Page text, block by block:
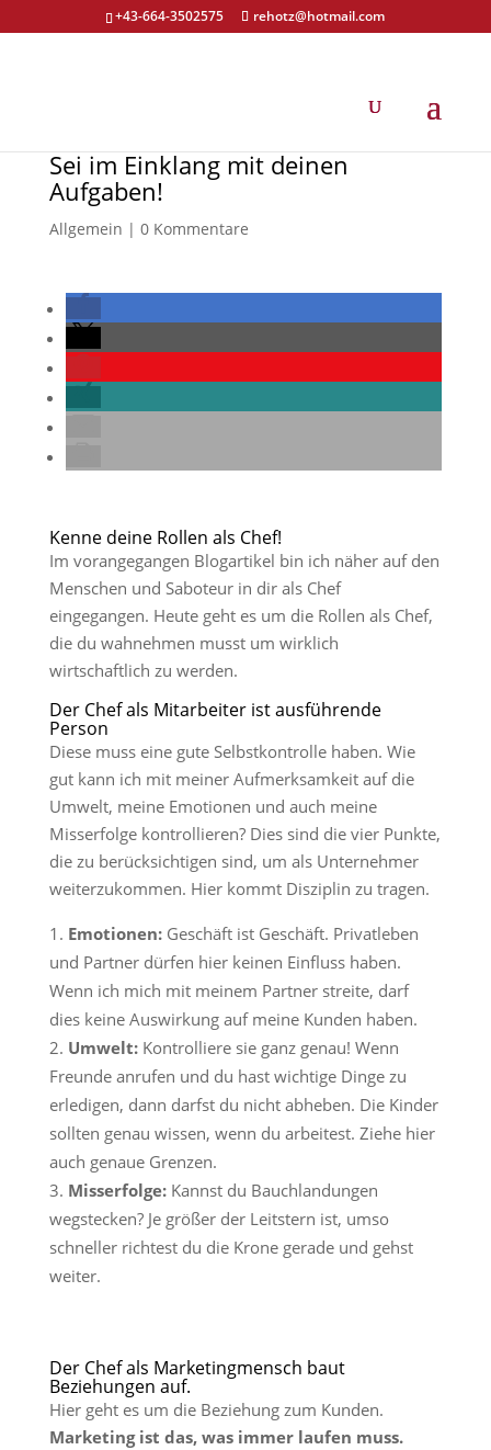
+43-664-3502575 rehotz@hotmail.com
Sei im Einklang mit deinen
Aufgaben!
Allgemein | 0 Kommentare
Kenne deine Rollen als Chef!
Im vorangegangen Blogartikel bin ich näher auf den
Menschen und Saboteur in dir als Chef
eingegangen. Heute geht es um die Rollen als Chef,
die du wahnehmen musst um wirklich
wirtschaftlich zu werden.
Der Chef als Mitarbeiter ist ausführende
Person
Diese muss eine gute Selbstkontrolle haben. Wie
gut kann ich mit meiner Aufmerksamkeit auf die
Umwelt, meine Emotionen und auch meine
Misserfolge kontrollieren? Dies sind die vier Punkte,
die zu berücksichtigen sind, um als Unternehmer
weiterzukommen. Hier kommt Disziplin zu tragen.
Emotionen:Geschäft ist Geschäft. Privatleben
und Partner dürfen hier keinen Einfluss haben.
Wenn ich mich mit meinem Partner streite, darf
dies keine Auswirkung auf meine Kunden haben.
Umwelt:Kontrolliere sie ganz genau! Wenn
Freunde anrufen und du hast wichtige Dinge zu
erledigen, dann darfst du nicht abheben. Die Kinder
sollten genau wissen, wenn du arbeitest. Ziehe hier
auch genaue Grenzen.
Misserfolge:Kannst du Bauchlandungen
wegstecken? Je größer der Leitstern ist, umso
schneller richtest du die Krone gerade und gehst
weiter.
Der Chef als Marketingmensch baut
Beziehungen auf.
Hier geht es um die Beziehung zum Kunden.
Marketing ist das, was immer laufen muss.